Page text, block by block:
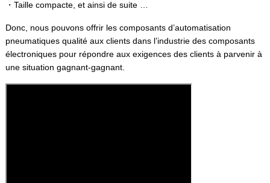
・Taille compacte, et ainsi de suite …
Donc, nous pouvons offrir les composants d’automatisation
pneumatiques qualité aux clients dans l’industrie des composants
électroniques pour répondre aux exigences des clients à parvenir à
une situation gagnant-gagnant.